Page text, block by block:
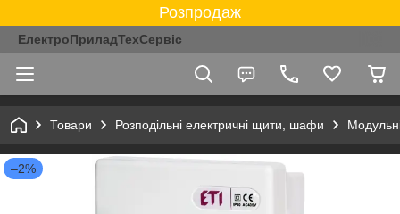
Розпродаж
ЕлектроПриладТехСервіс
Товари Розподільні електричні щити, шафи
–2%